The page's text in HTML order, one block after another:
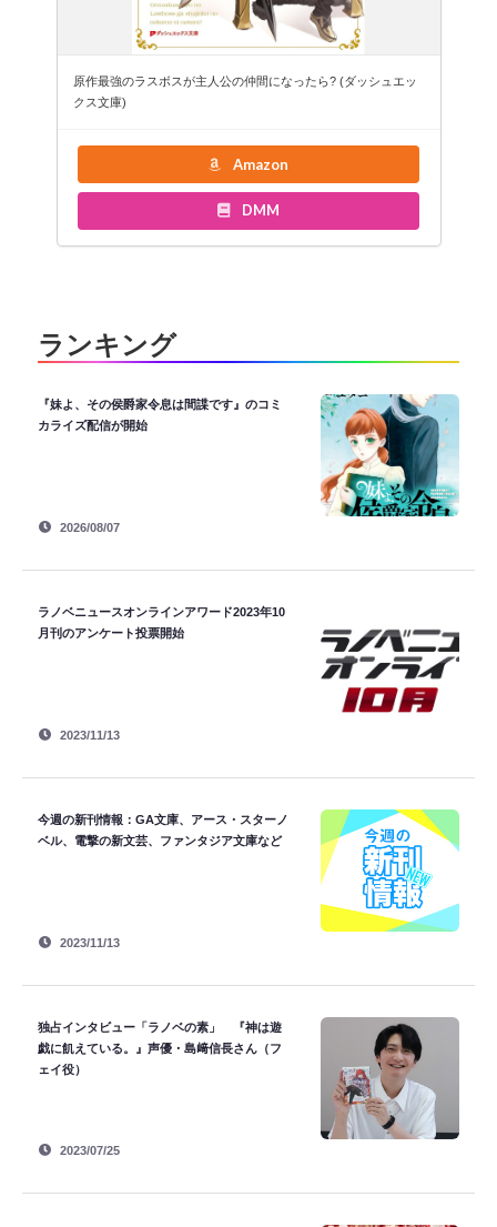
原作最強のラスボスが主人公の仲間になったら? (ダッシュエッ
クス文庫)
Amazon
DMM
ランキング
『妹よ、その侯爵家令息は間諜です』のコミ
カライズ配信が開始
2026/08/07
ラノベニュースオンラインアワード2023年10
月刊のアンケート投票開始
2023/11/13
今週の新刊情報：GA文庫、アース・スターノ
ベル、電撃の新文芸、ファンタジア文庫など
2023/11/13
独占インタビュー「ラノベの素」 『神は遊
戯に飢えている。』声優・島﨑信長さん（フ
ェイ役）
2023/07/25